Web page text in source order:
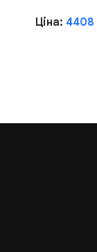
Ціна: 4408